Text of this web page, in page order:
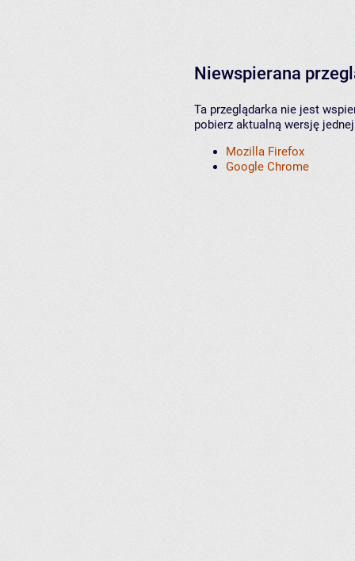
Niewspierana
Ta przeglądarka nie jest
pobierz aktualną wersję
Mozilla Firefox
Google Chrome